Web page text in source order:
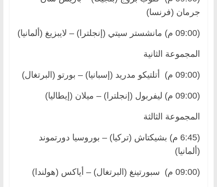
جرمان (فرنسا)
(09:00 م) مانشستر سيتي (إنجلترا) – لايبزيغ (ألمانيا)
المجموعة الثانية
(09:00 م) أتلتيكو مدريد (إسبانيا) – بورتو (البرتغال)
(09:00 م) ليفربول (إنجلترا) – ميلان (إيطاليا)
المجموعة الثالثة
(6:45 م) بشيكتاش (تركيا) – بوروسيا دورتموند
(ألمانيا)
(09:00 م) سبورتينغ (البرتغال) – أياكس (هولندا)